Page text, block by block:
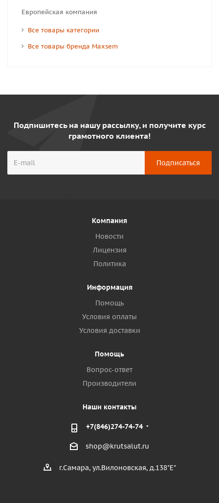
Европейская компания
Все товары категории
Все товары бренда Maxsem
Подпишитесь на нашу рассылку, и получите курс
грамотного клиента!
Компания
Новости
Лицензия
Политика
Информация
Помощь
Условия оплаты
Условия доставки
Помощь
Вопрос-ответ
Производители
Наши контакты
+7(846)274-74-74
shop@krutsalut.ru
г.Самара, ул.Вилоновская, д.138"Е"